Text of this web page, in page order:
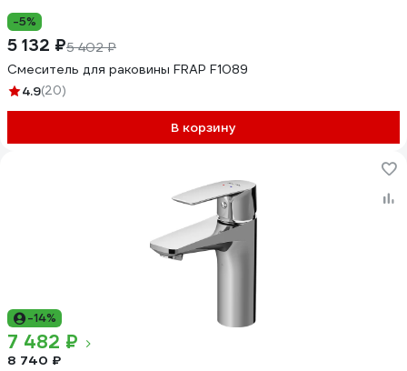
-5%
5 132 ₽5 402 ₽
Смеситель для раковины FRAP F1089
4.9(20)
В корзину
-14%
7 482 ₽
8 740 ₽